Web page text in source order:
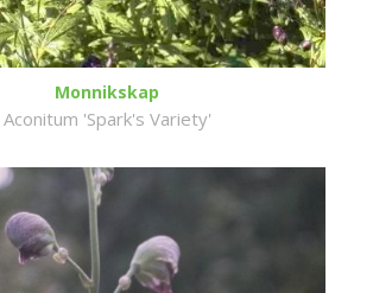
Monnikskap
Aconitum 'Spark's Variety'